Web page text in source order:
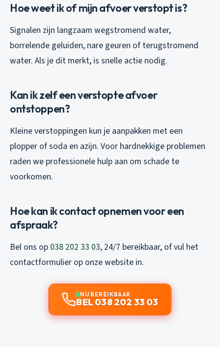
Hoe weet ik of mijn afvoer verstopt is?
Signalen zijn langzaam wegstromend water,
borrelende geluiden, nare geuren of terugstromend
water. Als je dit merkt, is snelle actie nodig.
Kan ik zelf een verstopte afvoer
ontstoppen?
Kleine verstoppingen kun je aanpakken met een
plopper of soda en azijn. Voor hardnekkige problemen
raden we professionele hulp aan om schade te
voorkomen.
Hoe kan ik contact opnemen voor een
afspraak?
Bel ons op 038 202 33 03, 24/7 bereikbaar, of vul het
contactformulier op onze website in.
NU BEREIKBAAR
BEL 038 202 33 03